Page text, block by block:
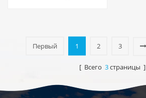
питьевую воду. Горячая и
холодная чистая вода. ЖК-
Первый 1 2 3
[ Всего 3страницы ]